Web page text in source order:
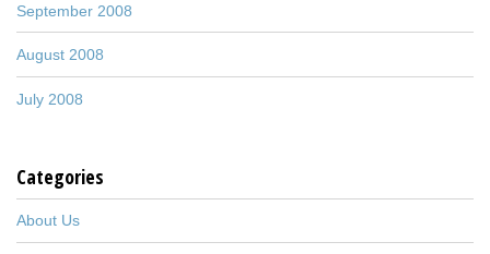
September 2008
August 2008
July 2008
Categories
About Us